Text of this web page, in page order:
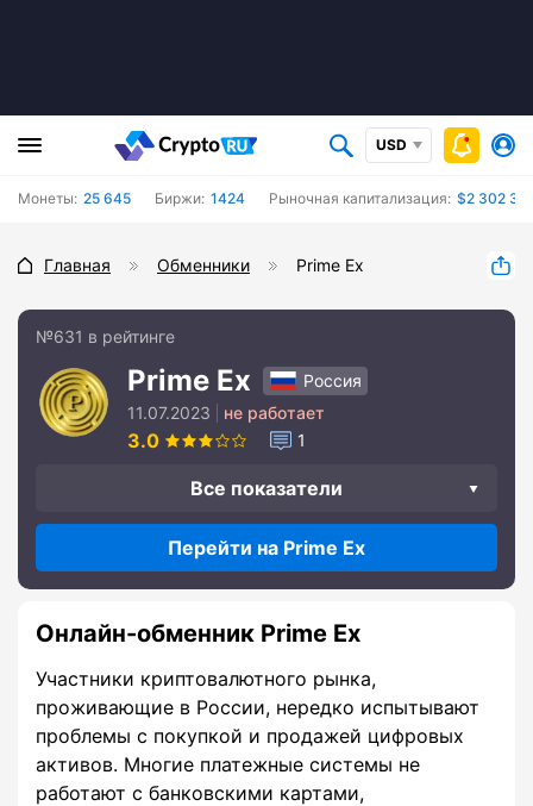
USD
Монеты: 25 645 Биржи: 1424 Рыночная капитализация: $2 302
Главная Обменники Prime Ex
№631 в рейтинге
Prime Ex
Россия
11.07.2023
не работает
3.0 1
Все показатели
Перейти на Prime Ex
Онлайн-обменник Prime Ex
Участники криптовалютного рынка,
проживающие в России, нередко испытывают
проблемы с покупкой и продажей цифровых
активов. Многие платежные системы не
работают с банковскими картами,